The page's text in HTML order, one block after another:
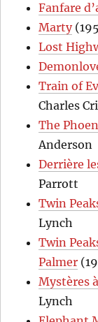
Fanfare
Marty
Lost
Train of
Charles
The
Anderson
Derrière
Parrott
Twin
Lynch
Twin
Palmer
Mystères
Lynch